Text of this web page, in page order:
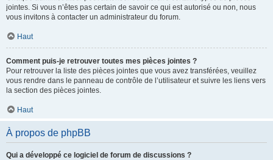
jointes. Si vous n’êtes pas certain de savoir ce qui est autorisé ou non, nous
vous invitons à contacter un administrateur du forum.
Haut
Comment puis-je retrouver toutes mes pièces jointes ?
Pour retrouver la liste des pièces jointes que vous avez transférées, veuillez
vous rendre dans le panneau de contrôle de l’utilisateur et suivre les liens vers
la section des pièces jointes.
Haut
À propos de phpBB
Qui a développé ce logiciel de forum de discussions ?